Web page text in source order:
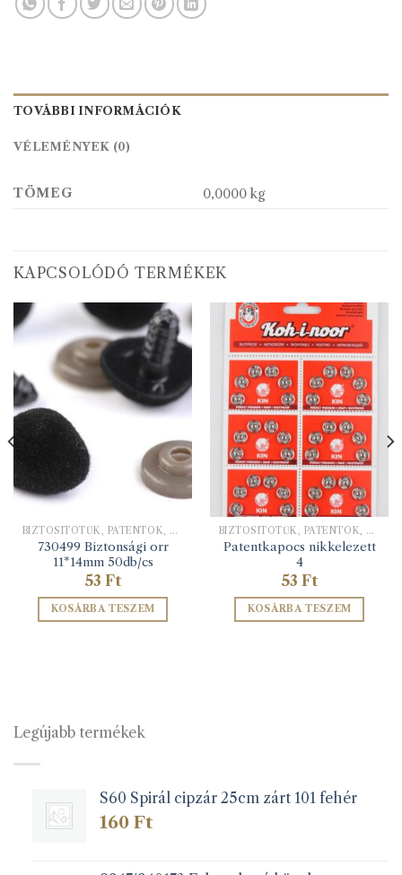
TOVÁBBI INFORMÁCIÓK
VÉLEMÉNYEK (0)
TÖMEG 0,0000 kg
KAPCSOLÓDÓ TERMÉKEK
BIZTOSÍTÓTŰK, PATENTOK, KAPCSOK
730499 Biztonsági orr
11*14mm 50db/cs
53 Ft
KOSÁRBA TESZEM
BIZTOSÍTÓTŰK, PATENTOK, KAPCSOK
Patentkapocs nikkelezett
4
53 Ft
KOSÁRBA TESZEM
Legújabb termékek
S60 Spirál cipzár 25cm zárt 101 fehér
160 Ft